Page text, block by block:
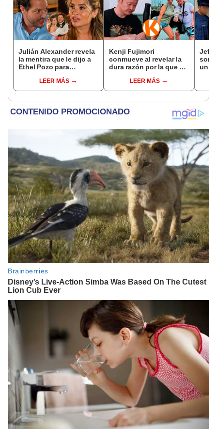
Julián Alexander revela
la mentira que le dijo a
Ethel Pozo para
hubiéramos salido”
LEER MÁS
Kenji Fujimori
conmueve al revelar la
dura razón por la que no
esposa Erika Muñóz: "El
proceso judicial"
LEER MÁS
un